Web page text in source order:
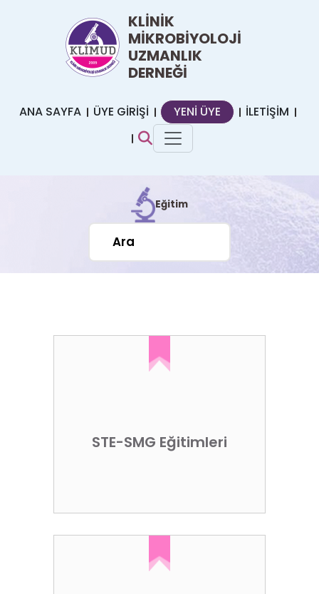
KLİNİK
MİKROBİYOLOJİ
UZMANLIK
DERNEĞİ
ANA SAYFA ÜYE GİRİŞİ YENİ ÜYE İLETİŞİM
Eğitim
STE-SMG Eğitimleri